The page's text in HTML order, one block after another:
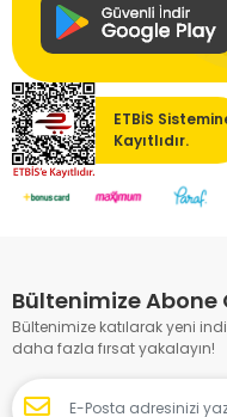
ETBİS
Kayıtlıdır.
Bültenimize Abone
Bültenimize katılarak yeni
daha fazla fırsat yakalayın!